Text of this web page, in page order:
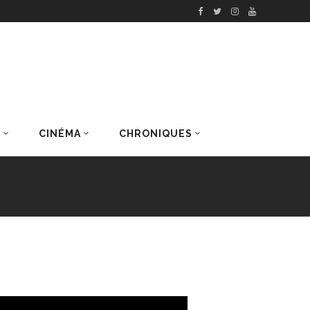
CINÉMA CHRONIQUES
DERNIERS ARTICLES